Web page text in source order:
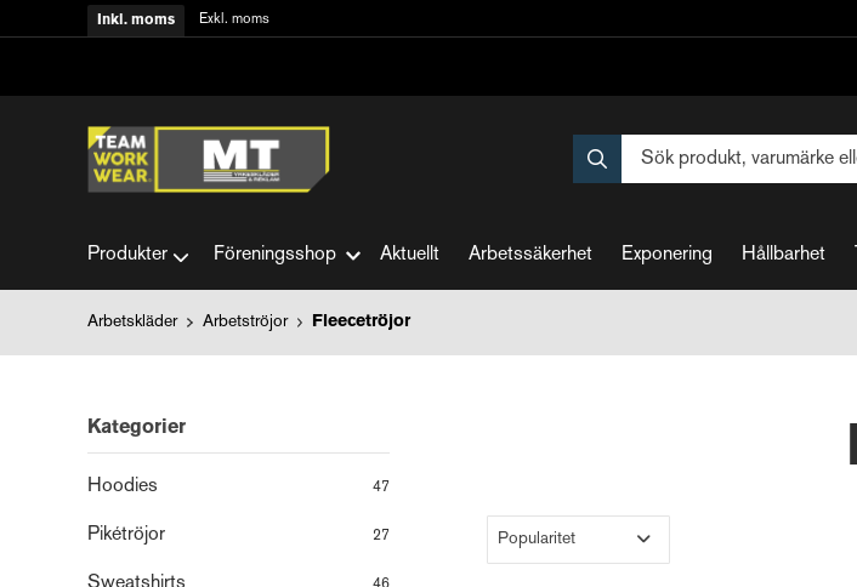
Inkl. moms Exkl. moms
Produkter Föreningsshop Aktuellt Arbetssäkerhet Exponering Hållbarhet
Arbetskläder Arbetströjor Fleecetröjor
Kategorier
Hoodies 47
Pikétröjor 27